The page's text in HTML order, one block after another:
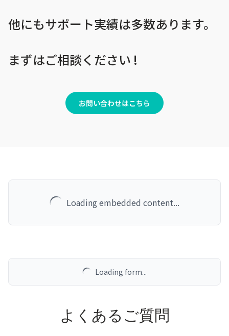
他にもサポート実績は多数あります。
まずはご相談ください !
お問い合わせはこちら
Loading embedded content...
Loading form...
よくあるご質問